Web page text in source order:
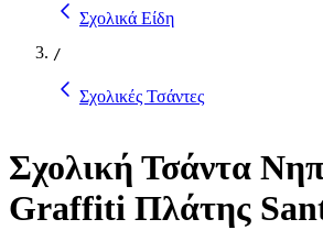
Σχολικά Είδη
/
Σχολικές Τσάντες
Σχολική Τσάντα
Graffiti Πλάτης